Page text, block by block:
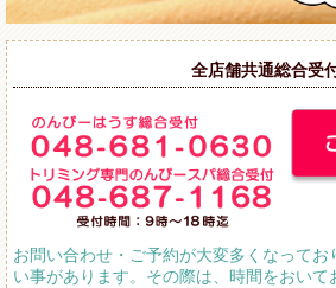
全店舗共通総合受
お問い合わせ・ご予約が大変多くなってお
い事があります。その際は、時間をおいて